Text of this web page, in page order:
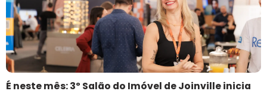
É neste mês: 3º Salão do Imóvel de Joinville inicia